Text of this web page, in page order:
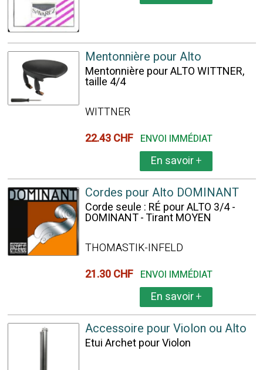
Mentonnière pour Alto
Mentonnière pour ALTO WITTNER,
taille 4/4
WITTNER
22.43 CHF ENVOI IMMÉDIAT
En savoir+
Cordes pour Alto DOMINANT
Corde seule : RÉ pour ALTO 3/4 -
DOMINANT - Tirant MOYEN
THOMASTIK-INFELD
21.30 CHF ENVOI IMMÉDIAT
En savoir+
Accessoire pour Violon ou Alto
Etui Archet pour Violon